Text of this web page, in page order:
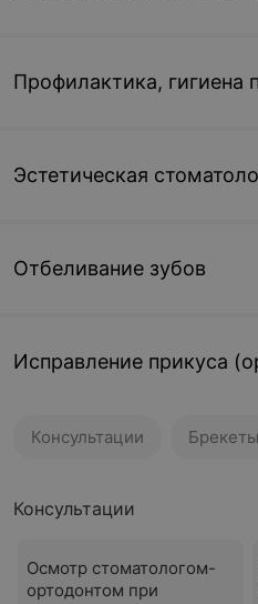
Профилактика, гигиена
Эстетическая
Отбеливание зубов
Исправление прикуса
Консультации Брекеты
Консультации
Осмотр стоматологом-
ортодонтом при